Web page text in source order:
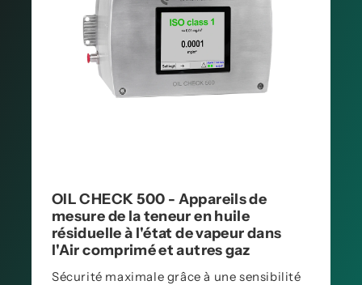
OIL CHECK 500 - Appareils de
mesure de la teneur en huile
résiduelle à l'état de vapeur dans
l'Air comprimé et autres gaz
Sécurité maximale grâce à une sensibilité